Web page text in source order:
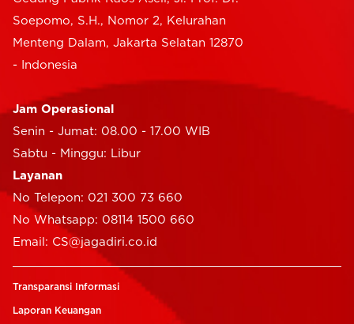
Soepomo, S.H., Nomor 2, Kelurahan
Menteng Dalam, Jakarta Selatan 12870
- Indonesia
Jam Operasional
Senin - Jumat: 08.00 - 17.00 WIB
Sabtu - Minggu: Libur
Layanan
No Telepon: 021 300 73 660
No Whatsapp: 08114 1500 660
Email: CS@jagadiri.co.id
Transparansi Informasi
Laporan Keuangan